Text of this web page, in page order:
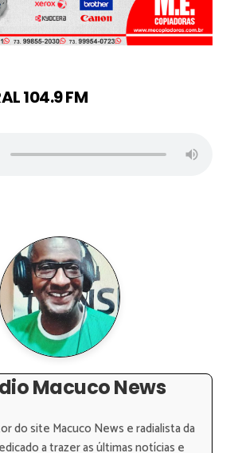
104.9 FM
Macuco News
do site Macuco News e radialista da
a trazer as últimas notícias e